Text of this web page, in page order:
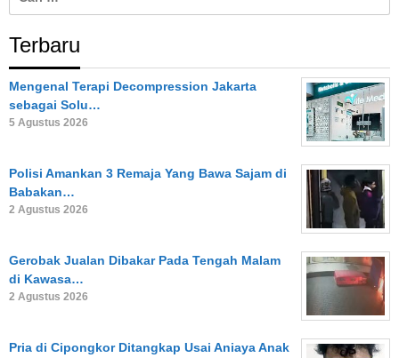
Terbaru
Mengenal Terapi Decompression Jakarta
sebagai Solu…
5 Agustus 2026
Polisi Amankan 3 Remaja Yang Bawa Sajam di
Babakan…
2 Agustus 2026
Gerobak Jualan Dibakar Pada Tengah Malam
di Kawasa…
2 Agustus 2026
Pria di Cipongkor Ditangkap Usai Aniaya Anak